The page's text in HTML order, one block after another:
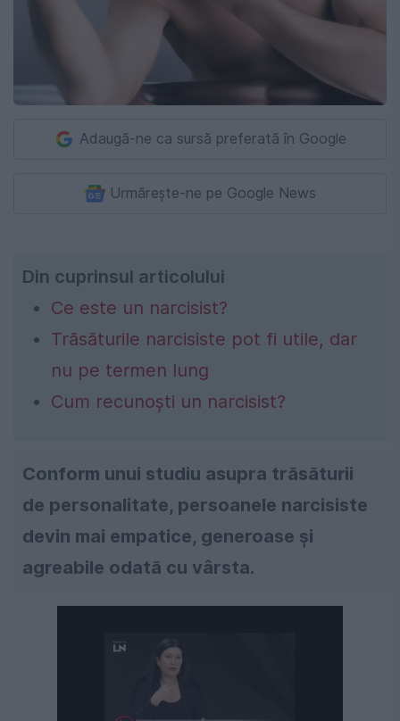
Adaugă-ne ca sursă preferată în Google
Urmărește-ne pe Google News
Din cuprinsul articolului
Ce este un narcisist?
Trăsăturile narcisiste pot fi utile, dar
nu pe termen lung
Cum recunoști un narcisist?
Conform unui studiu asupra trăsăturii
de personalitate, persoanele narcisiste
devin mai empatice, generoase și
agreabile odată cu vârsta.